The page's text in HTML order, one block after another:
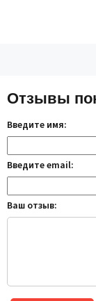
Отзывы
Введите имя:
Введите email:
Ваш отзыв: